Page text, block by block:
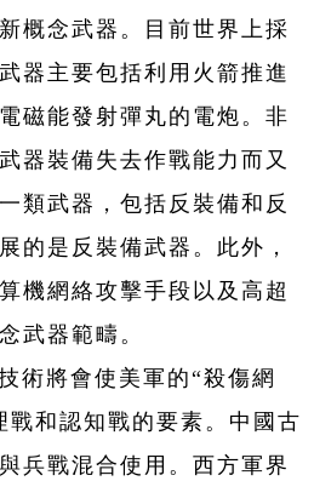
概念武器。目前世界上採
器主要包括利用火箭推進
磁能發射彈丸的電炮。非
器裝備失去作戰能力而又
類武器，包括反裝備和反
的是反裝備武器。此外，
機網絡攻擊手段以及高超
武器範疇。
術將會使美軍的“殺傷網
戰和認知戰的要素。中國古
兵戰混合使用。西方軍界